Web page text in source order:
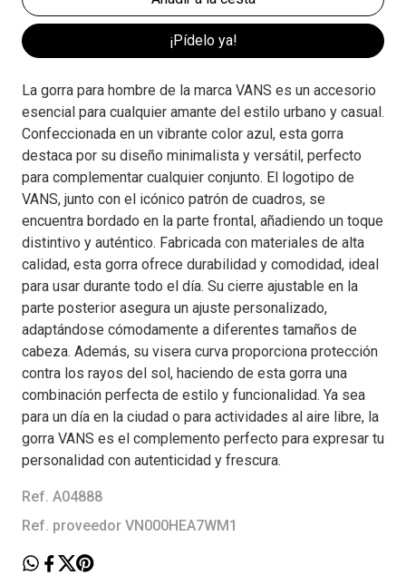
¡Pídelo ya!
La gorra para hombre de la marca VANS es un accesorio
esencial para cualquier amante del estilo urbano y casual.
Confeccionada en un vibrante color azul, esta gorra
destaca por su diseño minimalista y versátil, perfecto
para complementar cualquier conjunto. El logotipo de
VANS, junto con el icónico patrón de cuadros, se
encuentra bordado en la parte frontal, añadiendo un toque
distintivo y auténtico. Fabricada con materiales de alta
calidad, esta gorra ofrece durabilidad y comodidad, ideal
para usar durante todo el día. Su cierre ajustable en la
parte posterior asegura un ajuste personalizado,
adaptándose cómodamente a diferentes tamaños de
cabeza. Además, su visera curva proporciona protección
contra los rayos del sol, haciendo de esta gorra una
combinación perfecta de estilo y funcionalidad. Ya sea
para un día en la ciudad o para actividades al aire libre, la
gorra VANS es el complemento perfecto para expresar tu
personalidad con autenticidad y frescura.
Ref. A04888
Ref. proveedor VN000HEA7WM1